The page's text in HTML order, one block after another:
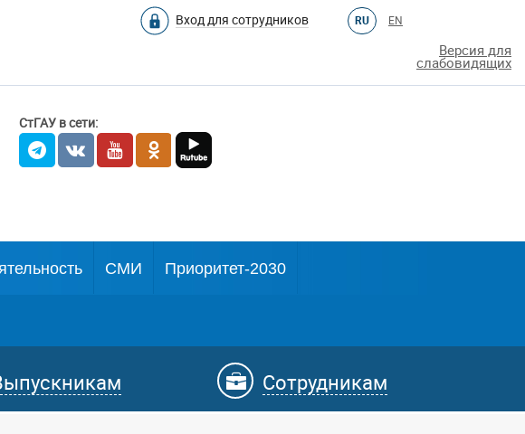
Вход для сотрудников RU EN
Версия для
слабовидящих
СтГАУ в сети:
СМИ Приоритет-2030
Сотрудникам